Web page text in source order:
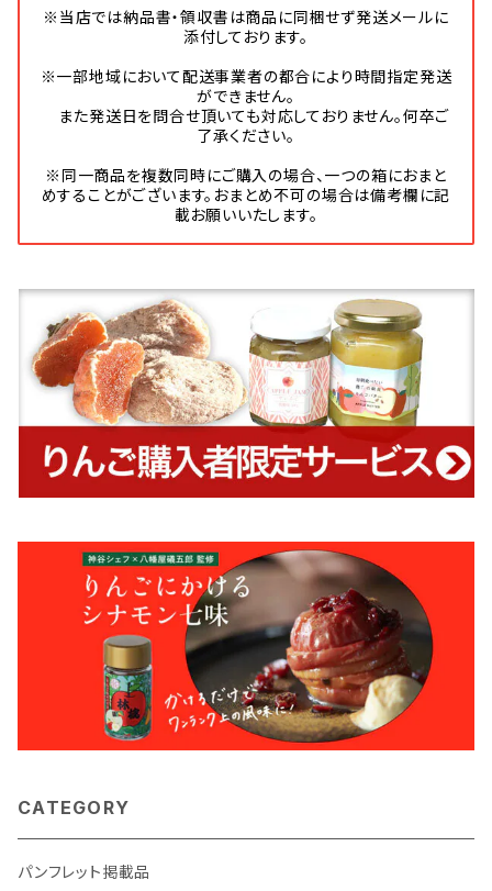
※当店では納品書・領収書は商品に同梱せず発送メールに
添付しております。
※一部地域において配送事業者の都合により時間指定発送
ができません。
また発送日を問合せ頂いても対応しておりません。何卒ご
了承ください。
※同一商品を複数同時にご購入の場合、一つの箱におまと
めすることがございます。おまとめ不可の場合は備考欄に記
載お願いいたします。
CATEGORY
パンフレット掲載品